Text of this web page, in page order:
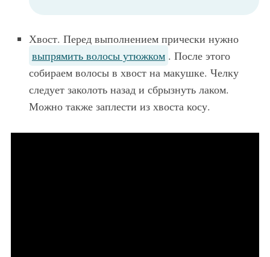
Хвост. Перед выполнением прически нужно
выпрямить волосы утюжком . После этого
собираем волосы в хвост на макушке. Челку
следует заколоть назад и сбрызнуть лаком.
Можно также заплести из хвоста косу.